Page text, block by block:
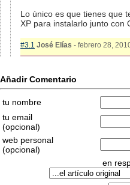
Lo único es que tienes que
XP para instalarlo junto con
#3.1 José Elías - febrero 28,
Añadir Comentario
tu nombre
tu email
(opcional)
web personal
(opcional)
en